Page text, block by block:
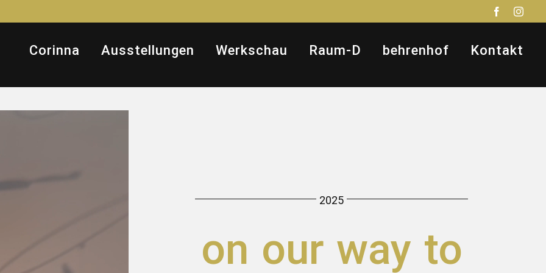
Facebook
Corinna Ausstellungen Werkschau Raum-D behrenhof Kontakt
2025
on our way to